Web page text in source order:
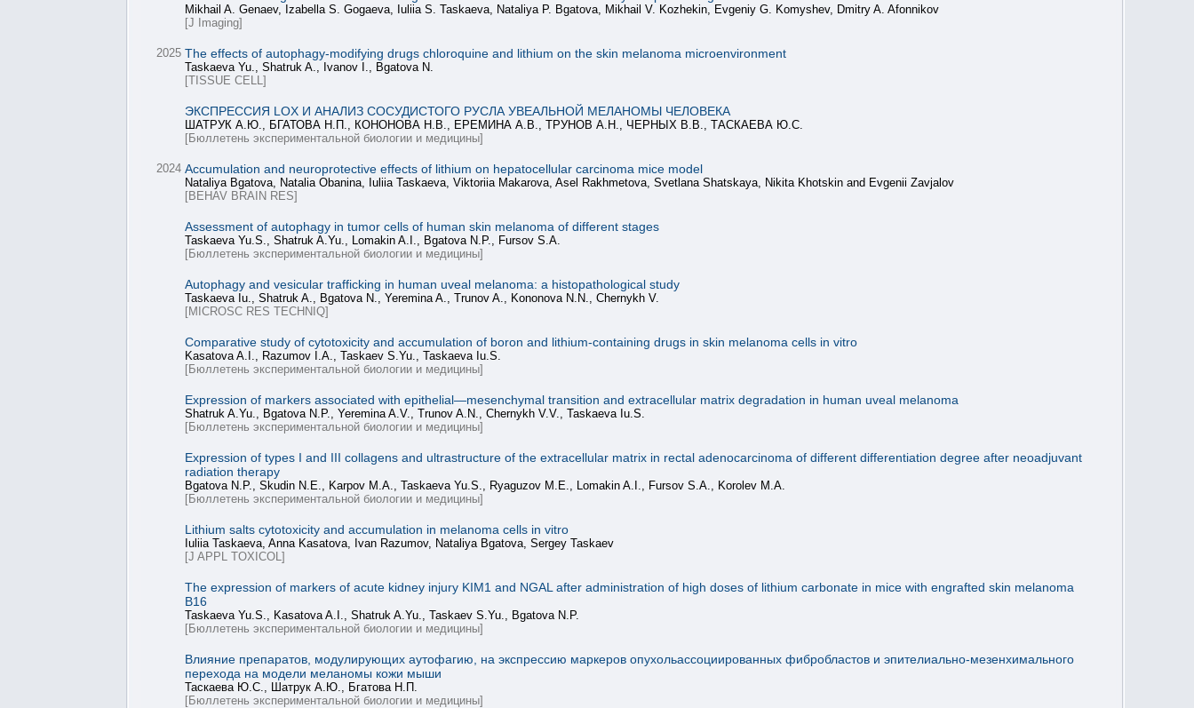
Mikhail A. Genaev, Izabella S. Gogaeva, Iuliia S. Taskaeva, Nataliya P. Bgatova, Mikhail V. Kozhekin, Evgeniy G. Komyshev, Dmitry A. Afonnikov
[J Imaging]
2025 The effects of autophagy-modifying drugs chloroquine and lithium on the skin melanoma microenvironment
Taskaeva Yu., Shatruk A., Ivanov I., Bgatova N.
[TISSUE CELL]
ЭКСПРЕССИЯ LOX И АНАЛИЗ СОСУДИСТОГО РУСЛА УВЕАЛЬНОЙ МЕЛАНОМЫ ЧЕЛОВЕКА
ШАТРУК А.Ю., БГАТОВА Н.П., КОНОНОВА Н.В., ЕРЕМИНА А.В., ТРУНОВ А.Н., ЧЕРНЫХ В.В., ТАСКАЕВА Ю.С.
[Бюллетень экспериментальной биологии и медицины]
2024 Accumulation and neuroprotective effects of lithium on hepatocellular carcinoma mice model
Nataliya Bgatova, Natalia Obanina, Iuliia Taskaeva, Viktoriia Makarova, Asel Rakhmetova, Svetlana Shatskaya, Nikita Khotskin and Evgenii Zavjalov
[BEHAV BRAIN RES]
Assessment of autophagy in tumor cells of human skin melanoma of different stages
Taskaeva Yu.S., Shatruk A.Yu., Lomakin A.I., Bgatova N.P., Fursov S.A.
[Бюллетень экспериментальной биологии и медицины]
Autophagy and vesicular trafficking in human uveal melanoma: a histopathological study
Taskaeva Iu., Shatruk A., Bgatova N., Yeremina A., Trunov A., Kononova N.N., Chernykh V.
[MICROSC RES TECHNIQ]
Comparative study of cytotoxicity and accumulation of boron and lithium-containing drugs in skin melanoma cells in vitro
Kasatova A.I., Razumov I.A., Taskaev S.Yu., Taskaeva Iu.S.
[Бюллетень экспериментальной биологии и медицины]
Expression of markers associated with epithelial—mesenchymal transition and extracellular matrix degradation in human uveal melanoma
Shatruk A.Yu., Bgatova N.P., Yeremina A.V., Trunov A.N., Chernykh V.V., Taskaeva Iu.S.
[Бюллетень экспериментальной биологии и медицины]
Expression of types I and III collagens and ultrastructure of the extracellular matrix in rectal adenocarcinoma of different differentiation degree after neoadjuvant
radiation therapy
Bgatova N.P., Skudin N.E., Karpov M.A., Taskaeva Yu.S., Ryaguzov M.E., Lomakin A.I., Fursov S.A., Korolev M.A.
[Бюллетень экспериментальной биологии и медицины]
Lithium salts cytotoxicity and accumulation in melanoma cells in vitro
Iuliia Taskaeva, Anna Kasatova, Ivan Razumov, Nataliya Bgatova, Sergey Taskaev
[J APPL TOXICOL]
The expression of markers of acute kidney injury KIM1 and NGAL after administration of high doses of lithium carbonate in mice with engrafted skin melanoma
B16
Taskaeva Yu.S., Kasatova A.I., Shatruk A.Yu., Taskaev S.Yu., Bgatova N.P.
[Бюллетень экспериментальной биологии и медицины]
Влияние препаратов, модулирующих аутофагию, на экспрессию маркеров опухольассоциированных фибробластов и эпителиально-мезенхимального
перехода на модели меланомы кожи мыши
Таскаева Ю.С., Шатрук А.Ю., Бгатова Н.П.
[Бюллетень экспериментальной биологии и медицины]